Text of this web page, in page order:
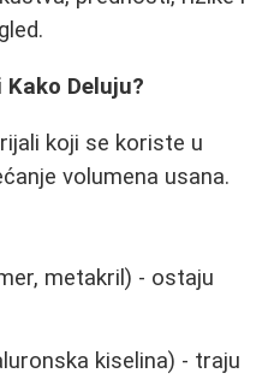
Deluju?
koji se koriste u
volumena usana.
metakril) - ostaju
kiselina) - traju